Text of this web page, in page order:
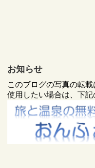
お知らせ
このブログの写真の転
使用したい場合は、下記